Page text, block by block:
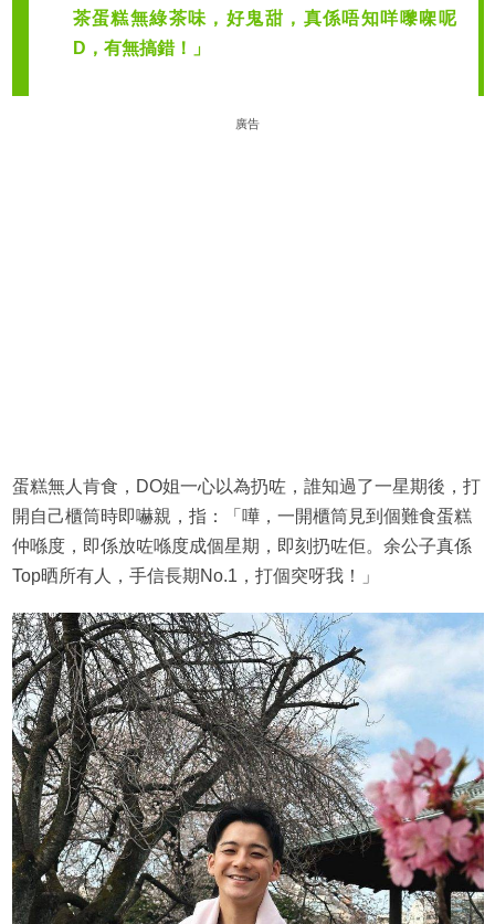
茶蛋糕無綠茶味，好鬼甜，真係唔知咩嚟㗎呢
D，有無搞錯！」
廣告
蛋糕無人肯食，DO姐一心以為扔咗，誰知過了一星期後，打
開自己櫃筒時即嚇親，指：「嘩，一開櫃筒見到個難食蛋糕
仲喺度，即係放咗喺度成個星期，即刻扔咗佢。余公子真係
Top晒所有人，手信長期No.1，打個突呀我！」